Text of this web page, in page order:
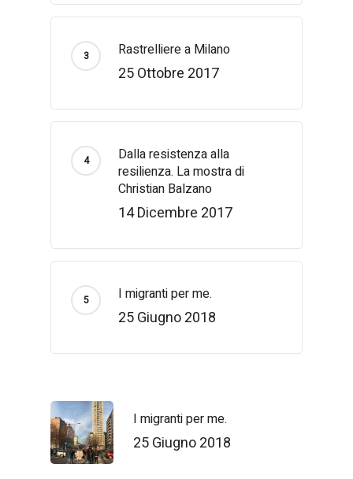
Rastrelliere a Milano
25 Ottobre 2017
Dalla resistenza alla
resilienza. La mostra di
Christian Balzano
14 Dicembre 2017
I migranti per me.
25 Giugno 2018
I migranti per me.
25 Giugno 2018